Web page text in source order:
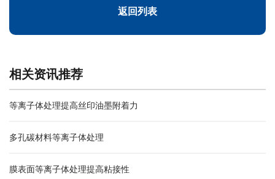
返回列表
相关资讯推荐
等离子体处理提高丝印油墨附着力
多孔碳材料等离子体处理
膜表面等离子体处理提高粘接性